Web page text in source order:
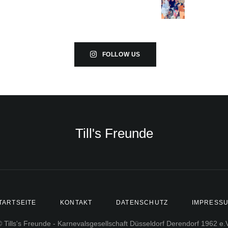
FOLLOW US
Till's Freunde
KONTAKT DATENSCHUTZ
Tills's Freunde - Karnevalsgesellschaft Düsseldorf Derendorf 1962